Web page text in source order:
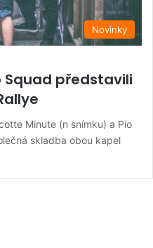
Novinky
Squad představili
Minute (n snímku) a Pio
skladba obou kapel